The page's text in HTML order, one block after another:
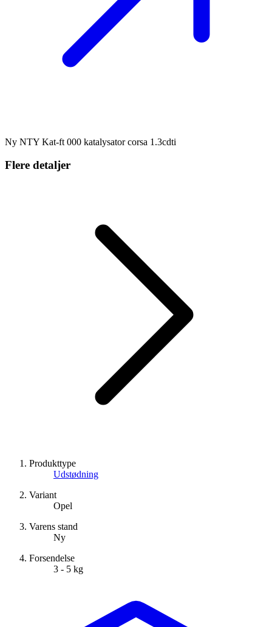
Ny NTY Kat-ft 000 katalysator corsa 1.3cdti
Flere detaljer
Produkttype
Udstødning
Variant
Opel
Varens stand
Ny
Forsendelse
3 - 5 kg